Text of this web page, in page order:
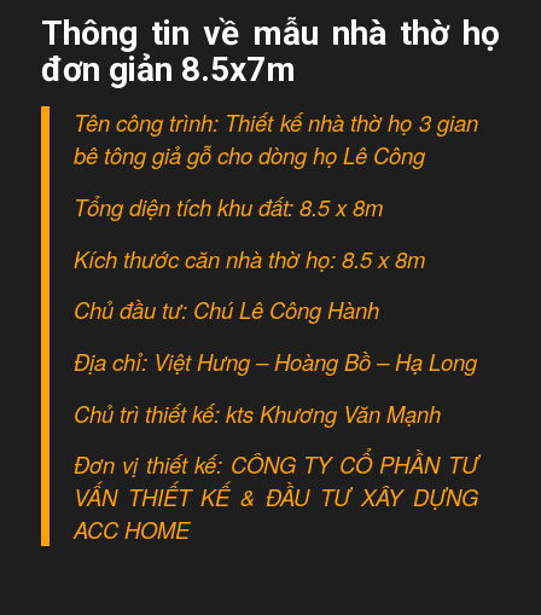
Thông tin về mẫu nhà thờ họ
đơn giản 8.5x7m
Tên công trình: Thiết kế nhà thờ họ 3 gian
bê tông giả gỗ cho dòng họ Lê Công
Tổng diện tích khu đất: 8.5 x 8m
Kích thước căn nhà thờ họ: 8.5 x 8m
Chủ đầu tư: Chú Lê Công Hành
Địa chỉ: Việt Hưng – Hoàng Bồ – Hạ Long
Chủ trì thiết kế: kts Khương Văn Mạnh
Đơn vị thiết kế: CÔNG TY CỔ PHẦN TƯ
VẤN THIẾT KẾ & ĐẦU TƯ XÂY DỰNG
ACC HOME